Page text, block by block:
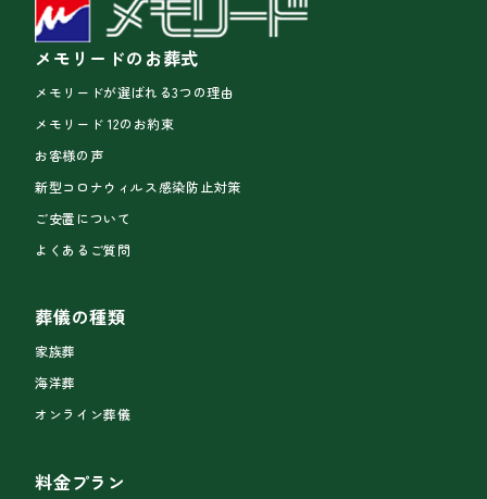
メモリードのお葬式
メモリードが選ばれる3つの理由
メモリード 12のお約束
お客様の声
新型コロナウィルス感染防止対策
ご安置について
よくあるご質問
葬儀の種類
家族葬
海洋葬
オンライン葬儀
料金プラン